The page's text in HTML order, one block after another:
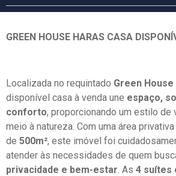
GREEN HOUSE HARAS CASA
Localizada no requintado Green House
disponível casa à venda une espaço,
conforto, proporcionando um estilo de
meio à natureza. Com uma área
de 500m², este imóvel foi
atender às necessidades de quem
privacidade e bem-estar . As 4 suítes